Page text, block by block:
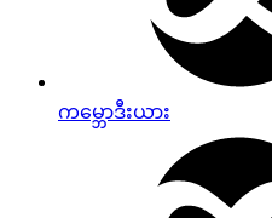
ကမ္ဘောဒီးယား